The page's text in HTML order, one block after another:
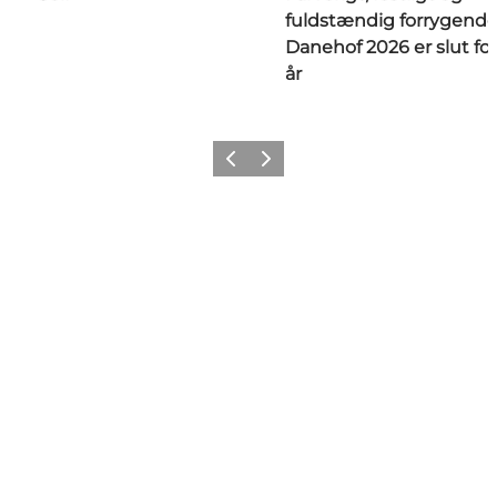
fuldstændig
Danehof 2026 er slut
år
ForrigeNæste